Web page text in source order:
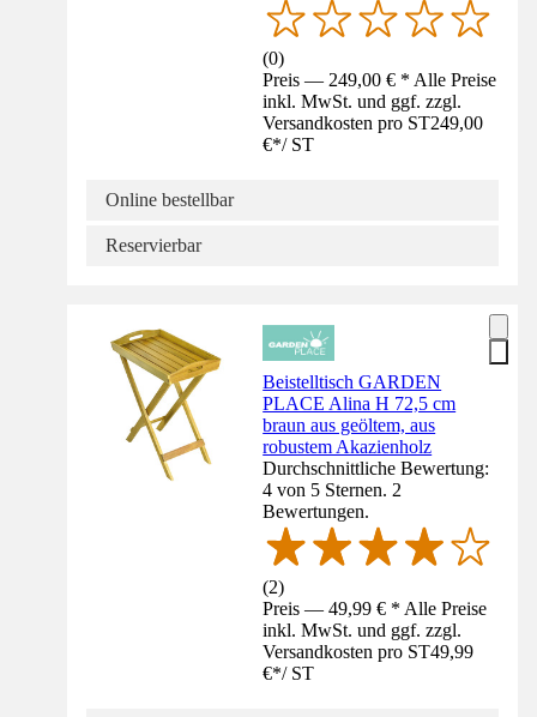
(0)
Preis — 249,00 € * Alle Preise
inkl. MwSt. und ggf. zzgl.
Versandkosten pro ST249,00
€*/ ST
Online bestellbar
Reservierbar
Beistelltisch GARDEN
PLACE Alina H 72,5 cm
braun aus geöltem, aus
robustem Akazienholz
Durchschnittliche Bewertung:
4 von 5 Sternen. 2
Bewertungen.
(2)
Preis — 49,99 € * Alle Preise
inkl. MwSt. und ggf. zzgl.
Versandkosten pro ST49,99
€*/ ST